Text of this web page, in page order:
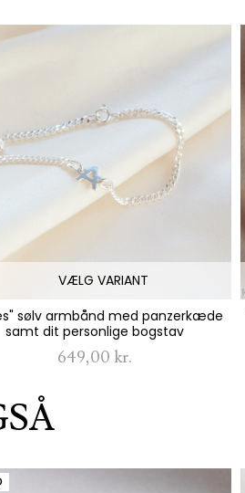
VÆLG VARIANT
sølv armbånd med panzerkæde
samt dit personlige bogstav
649,00 kr.